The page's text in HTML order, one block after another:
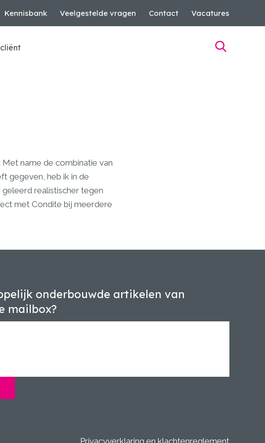
Kennisbank Veelgestelde vragen Contact Vacatures
name de combinatie van
gegeven, heb ik in de
realistischer tegen
met Condite bij meerdere
onderbouwde artikelen van
mailbox?
Privacyverklaring en klachtenreglement